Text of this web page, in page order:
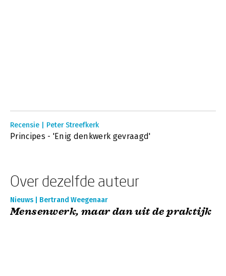
Recensie | Peter Streefkerk
Principes - 'Enig denkwerk gevraagd'
Over dezelfde auteur
Nieuws | Bertrand Weegenaar
Mensenwerk, maar dan uit de praktijk